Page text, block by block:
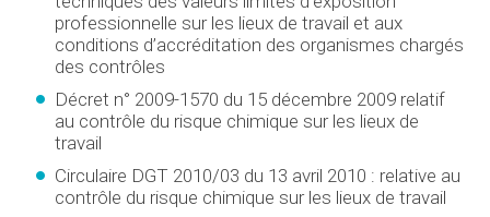
professionnelle sur les lieux de travail et aux
conditions d’accréditation des organismes chargés
des contrôles
Décret n° 2009-1570 du 15 décembre 2009 relatif
au contrôle du risque chimique sur les lieux de
travail
Circulaire DGT 2010/03 du 13 avril 2010 : relative au
contrôle du risque chimique sur les lieux de travail